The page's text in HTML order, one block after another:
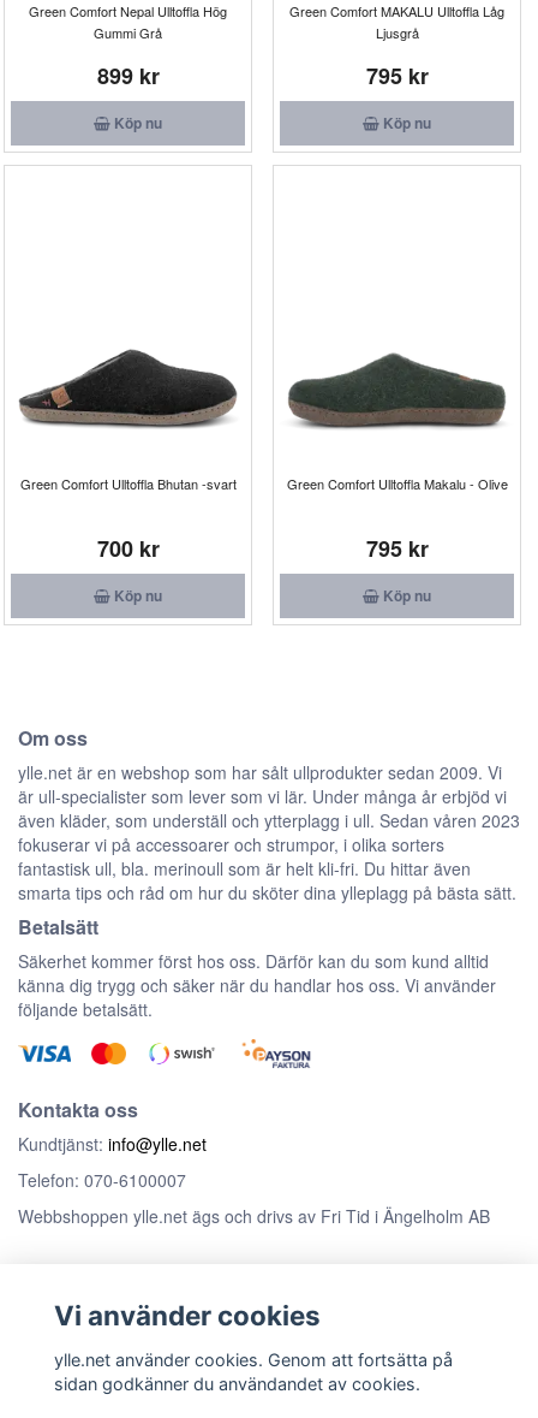
Green Comfort Nepal Ulltoffla Hög
Gummi Grå
899 kr
Köp nu
Green Comfort MAKALU Ulltoffla Låg
Ljusgrå
795 kr
Köp nu
Green Comfort Ulltoffla Bhutan -svart
700 kr
Köp nu
Green Comfort Ulltoffla Makalu - Olive
795 kr
Köp nu
Om oss
ylle.net är en webshop som har sålt ullprodukter sedan 2009. Vi
är ull-specialister som lever som vi lär. Under många år erbjöd vi
även kläder, som underställ och ytterplagg i ull. Sedan våren 2023
fokuserar vi på accessoarer och strumpor, i olika sorters
fantastisk ull, bla. merinoull som är helt kli-fri. Du hittar även
smarta tips och råd om hur du sköter dina ylleplagg på bästa sätt.
Betalsätt
Säkerhet kommer först hos oss. Därför kan du som kund alltid
känna dig trygg och säker när du handlar hos oss. Vi använder
följande betalsätt.
Kontakta oss
Kundtjänst: info@ylle.net
Telefon: 070-6100007
Webbshoppen ylle.net ägs och drivs av Fri Tid i Ängelholm AB
Anmäl dig till vårt nyhetsbrev
Vi använder cookies
ylle.net använder cookies. Genom att fortsätta på
sidan godkänner du användandet av cookies.